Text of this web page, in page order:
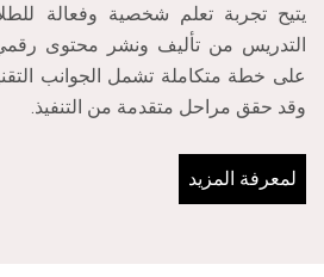
يتيح تجربة تعلم شخصية وفعالة
التدريس من تأليف ونشر محتوى
على خطة متكاملة تشمل الجوانب
وقد حقق مراحل متقدمة من التنفيذ.
لمعرفة المزيد